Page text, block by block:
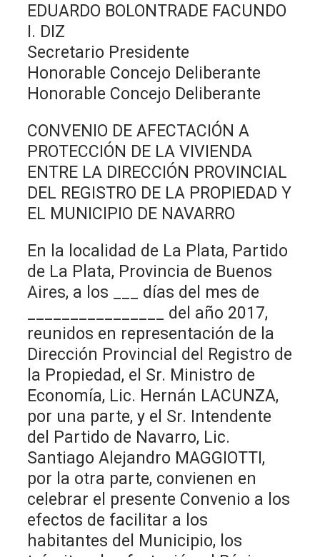
EDUARDO BOLONTRADE FACUNDO
I. DIZ
Secretario Presidente
Honorable Concejo Deliberante
Honorable Concejo Deliberante
CONVENIO DE AFECTACIÓN A
PROTECCIÓN DE LA VIVIENDA
ENTRE LA DIRECCIÓN PROVINCIAL
DEL REGISTRO DE LA PROPIEDAD Y
EL MUNICIPIO DE NAVARRO
En la localidad de La Plata, Partido
de La Plata, Provincia de Buenos
Aires, a los ___ días del mes de
________________ del año 2017,
reunidos en representación de la
Dirección Provincial del Registro de
la Propiedad, el Sr. Ministro de
Economía, Lic. Hernán LACUNZA,
por una parte, y el Sr. Intendente
del Partido de Navarro, Lic.
Santiago Alejandro MAGGIOTTI,
por la otra parte, convienen en
celebrar el presente Convenio a los
efectos de facilitar a los
habitantes del Municipio, los